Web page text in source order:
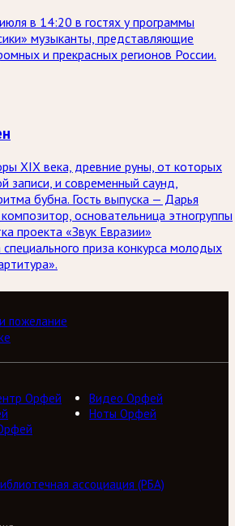
в 14:20 в гостях у программы
музыканты, представляющие
и прекрасных регионов России.
XIX века, древние руны, от которых
записи, и современный саунд,
бубна. Гость выпуска — Дарья
основательница этногруппы
проекта «Звук Евразии»
приза конкурса молодых
пожелание
Орфей
Видео Орфей
Ноты Орфей
ассоциация (РБА)